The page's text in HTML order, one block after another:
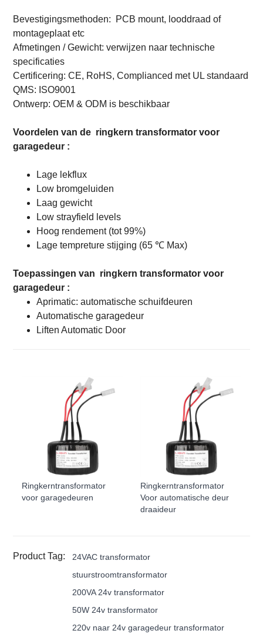
Bevestigingsmethoden: PCB mount, looddraad of
montageplaat etc
Afmetingen / Gewicht: verwijzen naar technische
specificaties
Certificering: CE, RoHS, Complianced met UL standaard
QMS: ISO9001
Ontwerp: OEM & ODM is beschikbaar
Voordelen van de ringkern transformator voor
garagedeur :
Lage lekflux
Low bromgeluiden
Laag gewicht
Low strayfield levels
Hoog rendement (tot 99%)
Lage tempreture stijging (65 ℃ Max)
Toepassingen van ringkern transformator voor
garagedeur :
Aprimatic: automatische schuifdeuren
Automatische garagedeur
Liften Automatic Door
Ringkerntransformator
voor garagedeuren
Ringkerntransformator
Voor automatische deur
draaideur
Product Tag:
24VAC transformator
stuurstroomtransformator
200VA 24v transformator
50W 24v transformator
220v naar 24v garagedeur transformator